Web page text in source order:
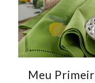
Meu